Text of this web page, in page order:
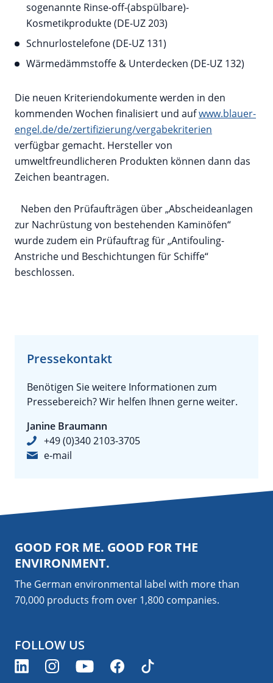
sogenannte Rinse-off-(abspülbare)-
Kosmetikprodukte (DE-UZ 203)
Schnurlostelefone (DE-UZ 131)
Wärmedämmstoffe & Unterdecken (DE-UZ 132)
Die neuen Kriteriendokumente werden in den
kommenden Wochen finalisiert und aufwww.blauer-
engel.de/de/zertifizierung/vergabekriterien
verfügbar gemacht. Hersteller von
umweltfreundlicheren Produkten können dann das
Zeichen beantragen.
Neben den Prüfaufträgen über „Abscheideanlagen
zur Nachrüstung von bestehenden Kaminöfen“
wurde zudem ein Prüfauftrag für „Antifouling-
Anstriche und Beschichtungen für Schiffe“
beschlossen.
Pressekontakt
Benötigen Sie weitere Informationen zum
Pressebereich? Wir helfen Ihnen gerne weiter.
Janine Braumann
+49 (0)340 2103-3705
e-mail
GOOD FOR ME. GOOD FOR THE
ENVIRONMENT.
The German environmental label with more than
70,000 products from over 1,800 companies.
FOLLOW US